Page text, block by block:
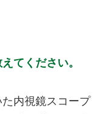
てください。
内視鏡スコープ